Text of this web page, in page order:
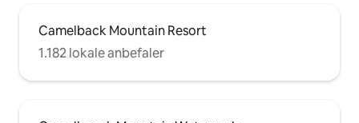
Camelback Mountain Resort
1.182 lokale anbefaler